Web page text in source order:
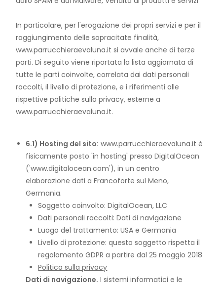
In particolare, per l'erogazione dei propri servizi e per il
raggiungimento delle sopracitate finalità,
www.parrucchieraevaluna.it si avvale anche di terze
parti. Di seguito viene riportata la lista aggiornata di
tutte le parti coinvolte, correlata dai dati personali
raccolti, il livello di protezione, e i riferimenti alle
rispettive politiche sulla privacy, esterne a
www.parrucchieraevaluna.it.
6.1) Hosting del sito: www.parrucchieraevaluna.it è
fisicamente posto 'in hosting' presso DigitalOcean
('www.digitalocean.com'), in un centro
elaborazione dati a Francoforte sul Meno,
Germania.
Soggetto coinvolto: DigitalOcean, LLC
Dati personali raccolti: Dati di navigazione
Luogo del trattamento: USA e Germania
Livello di protezione: questo soggetto rispetta il
regolamento GDPR a partire dal 25 maggio 2018
Politica sulla privacy
Dati di navigazione. I sistemi informatici e le